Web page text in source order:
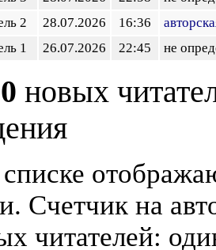
2
28.07.2026 16:36
1
26.07.2026 22:45 не
0 новых
Счетчик на
читателей: